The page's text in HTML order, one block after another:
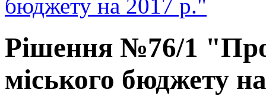
бюджету на 2017 р."
Рішення №76/1 "Про
міського бюджету